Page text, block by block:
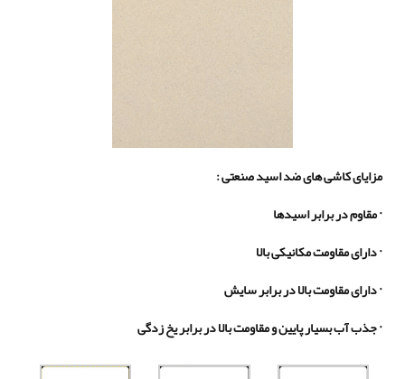
مزایای کاشی های ضد اسید صنعتی :
·مقاوم در برابر اسیدها
·دارای مقاومت مکانیکی بالا
·دارای مقاومت بالا در برابر سایش
·جذب آب بسیار پایین و مقاومت بالا در برابر یخ زدگی